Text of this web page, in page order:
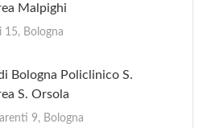
Malpighi
15, Bologna
Bologna Policlinico S.
S. Orsola
9, Bologna